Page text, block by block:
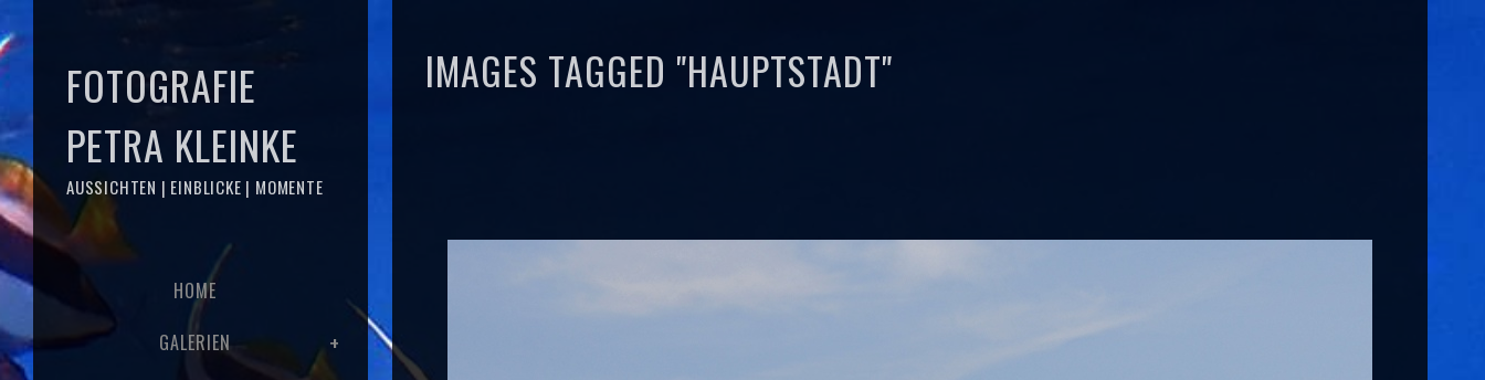
FOTOGRAFIE
PETRA KLEINKE
AUSSICHTEN | EINBLICKE | MOMENTE
HOME
GALERIEN
IMAGES TAGGED "HAUPTSTADT"